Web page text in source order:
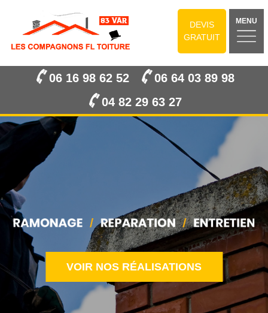
DEVIS
GRATUIT
MENU
06 16 98 62 52
06 64 03 89 98
04 82 29 63 27
VOIR NOS RÉALISATIONS